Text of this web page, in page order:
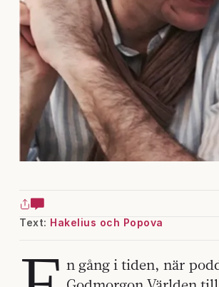
Text: Hakelius och Popova
n gång i tiden, när